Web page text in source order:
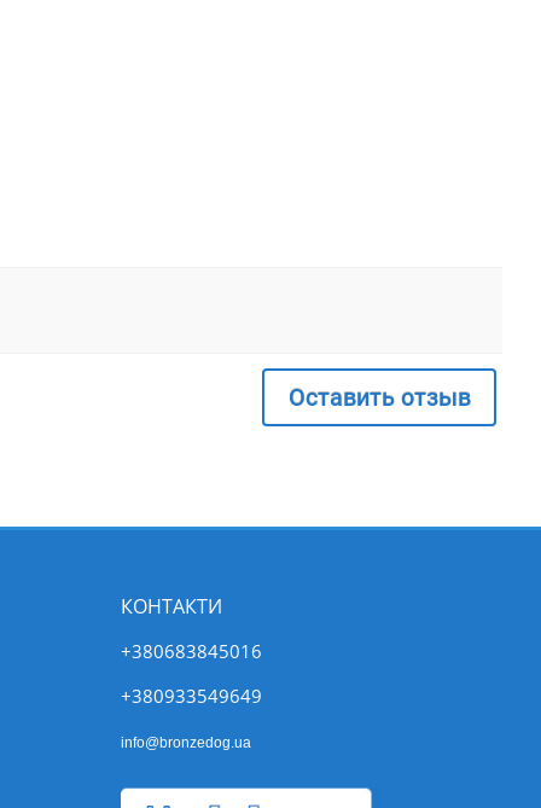
Оставить отзыв
КОНТАКТИ
+380683845016
+380933549649
info@bronzedog.ua